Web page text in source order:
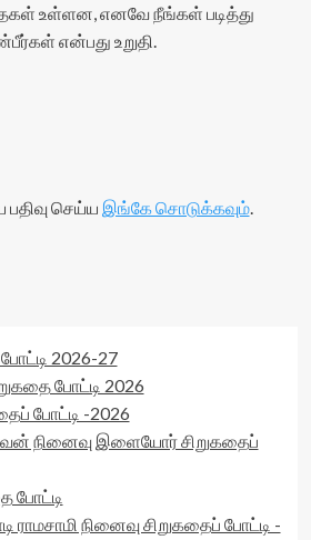
உள்ளன, எனவே நீங்கள் படித்து
என்பது உறுதி.
செய்ய இங்கே சொடுக்கவும்.
போட்டி 2026-27
போட்டி 2026
போட்டி -2026
நினைவு இளையோர் சிறுகதைப்
போட்டி
நினைவு சிறுகதைப் போட்டி -